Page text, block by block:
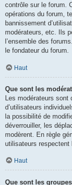
contrôle sur le forum.
opérations du forum,
bannissement
modérateurs, etc. Ils
l’ensemble des
le fondateur du forum.
Haut
Que sont les
Les modérateurs sont
d’utilisateurs
la possibilité de
déverrouiller, les
modèrent. En règle
utilisateurs respectent
Haut
Que sont les